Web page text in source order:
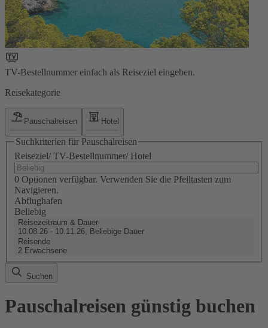
TV-Bestellnummer einfach als Reiseziel eingeben.
Reisekategorie
Pauschalreisen Hotel
Suchkriterien für Pauschalreisen
Reiseziel/ TV-Bestellnummer/ Hotel
0 Optionen verfügbar. Verwenden Sie die Pfeiltasten zum
Navigieren.
Abflughafen
Beliebig
Reisezeitraum & Dauer
10.08.26 - 10.11.26, Beliebige Dauer
Reisende
2 Erwachsene
Suchen
Pauschalreisen günstig buchen